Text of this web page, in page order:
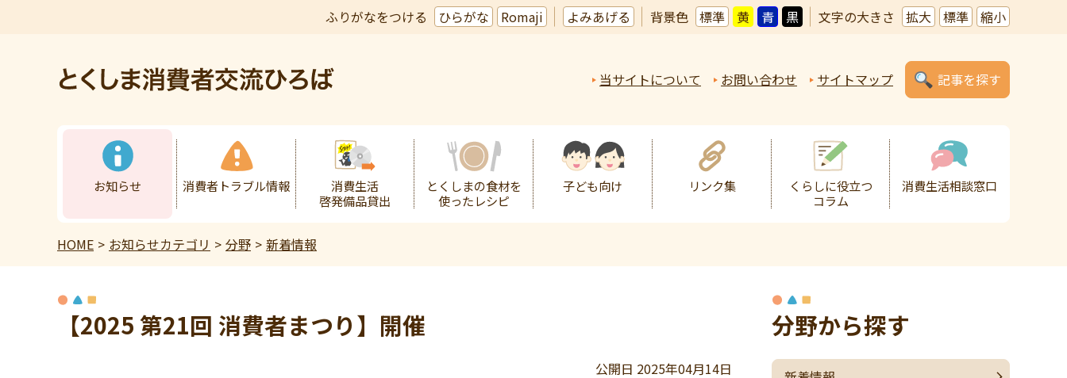
ふりがなをつける ひらがな Romaji よみあげる 背景色 標準 黄 青 黒 文字の大きさ 拡大 標準 縮小
当サイトについて お問い合わせ サイトマップ 記事を探す
お知らせ 消費者トラブル情報
消費生活
啓発備品貸出
とくしまの食材を
使ったレシピ
子ども向け リンク集
くらしに役立つ
コラム
消費生活相談窓口
HOME お知らせカテゴリ 分野 新着情報
【2025 第21回 消費者まつり】開催
公開日 2025年04月14日
分野から探す